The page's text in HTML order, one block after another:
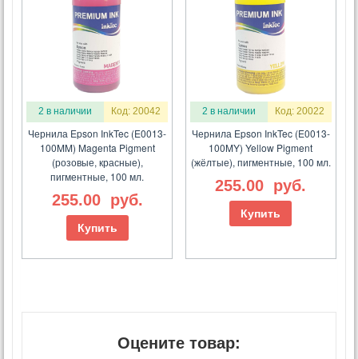
2 в наличии Код: 20042
Чернила Epson InkTec (E0013-
100MM) Magenta Pigment
(розовые, красные),
пигментные, 100 мл.
255.00 руб.
Купить
2 в наличии Код: 20022
Чернила Epson InkTec (E0013-
100MY) Yellow Pigment
(жёлтые), пигментные, 100 мл.
255.00 руб.
Купить
Оцените товар: